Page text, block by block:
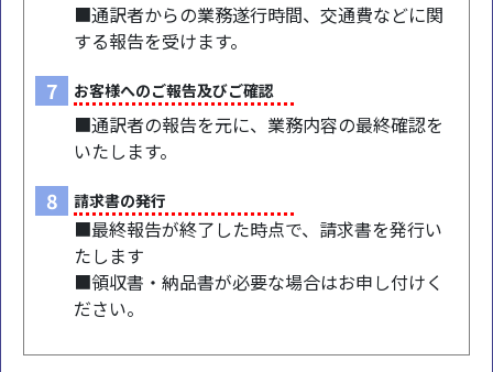
■通訳者からの業務遂行時間、交通費などに関
する報告を受けます。
7 お客様へのご報告及びご確認
■通訳者の報告を元に、業務内容の最終確認を
いたします。
8 請求書の発行
■最終報告が終了した時点で、請求書を発行い
たします
■領収書・納品書が必要な場合はお申し付けく
ださい。